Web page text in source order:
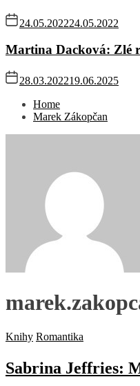
24.05.202224.05.2022
Martina Dacková: Zlé
28.03.202219.06.2025
Home
Marek Zákopčan
Knihy Romantika
Sabrina Jeffries: